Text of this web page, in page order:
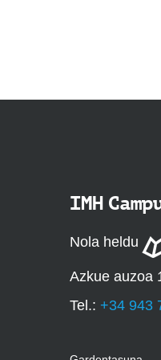
IMH
Nola heldu
Azkue auzoa
Tel.: +34 943